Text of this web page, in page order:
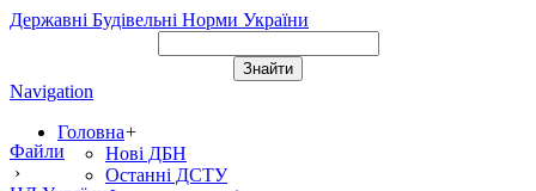
Державні Будівельні Норми України
Navigation
Головна+
Нові ДБН
Останні ДСТУ
Файли
›